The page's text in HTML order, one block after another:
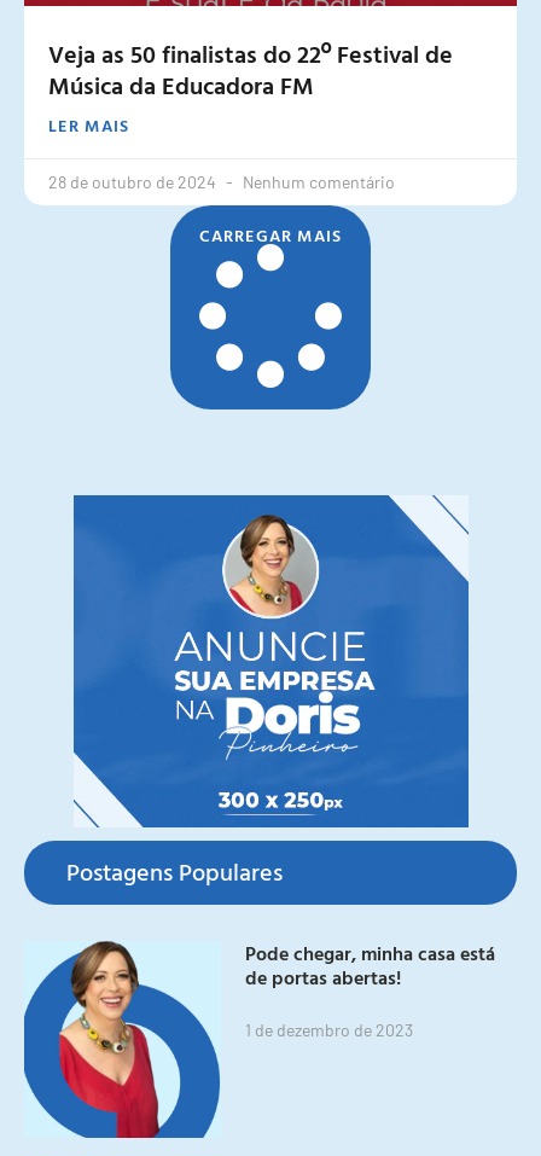
Veja as 50 finalistas do 22º Festival de
Música da Educadora FM
LER MAIS
28 de outubro de 2024 Nenhum comentário
CARREGAR MAIS
Postagens Populares
Pode chegar, minha casa está
de portas abertas!
1 de dezembro de 2023